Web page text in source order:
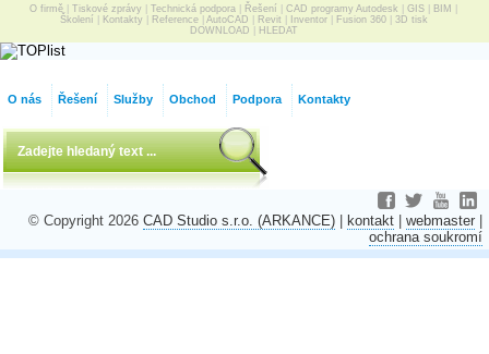
O firmě Tiskové zprávy Technická podpora Řešení CAD programy Autodesk GIS BIM
Školení
Kontakty Reference| AutoCAD Revit Inventor| Fusion 360| 3D tisk
DOWNLOAD
HLEDAT
O nás Řešení Služby Obchod Podpora Kontakty
© Copyright 2026 CAD Studio s.r.o. (ARKANCE) kontakt webmaster
ochrana soukromí